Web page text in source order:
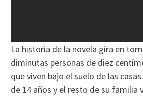
La historia de la novela gira en
diminutas personas de diez
que viven bajo el suelo de las
de 14 años y el resto de su familia